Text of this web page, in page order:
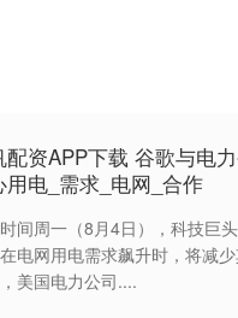
配资APP下载 谷歌与电
用电_需求_电网_合作
间周一（8月4日），科技巨
电网用电需求飙升时，将减
美国电力公司....